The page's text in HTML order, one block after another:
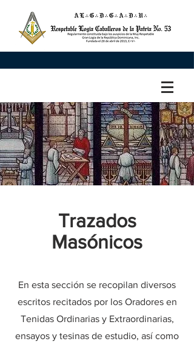
Trazados
Masónicos
En esta sección se recopilan diversos
escritos recitados por los Oradores en
Tenidas Ordinarias y Extraordinarias,
ensayos y tesinas de estudio, así como